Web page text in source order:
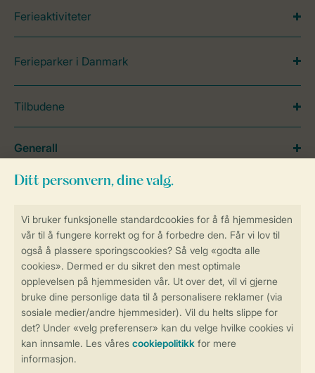
Sikker og rask online booking
Sikker datahåndtering
Sikker betaling
Ferieaktiviteter
Ferieparker i Danmark
Tilbudene
Generall
Service
Betalingsmuligheder